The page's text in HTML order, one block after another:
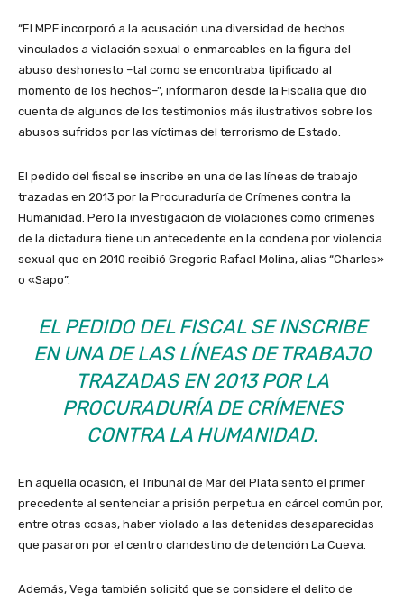
“El MPF incorporó a la acusación una diversidad de hechos
vinculados a violación sexual o enmarcables en la figura del
abuso deshonesto –tal como se encontraba tipificado al
momento de los hechos–”, informaron desde la Fiscalía que dio
cuenta de algunos de los testimonios más ilustrativos sobre los
abusos sufridos por las víctimas del terrorismo de Estado.
El pedido del fiscal se inscribe en una de las líneas de trabajo
trazadas en 2013 por la Procuraduría de Crímenes contra la
Humanidad. Pero la investigación de violaciones como crímenes
de la dictadura tiene un antecedente en la condena por violencia
sexual que en 2010 recibió Gregorio Rafael Molina, alias “Charles»
o «Sapo”.
EL PEDIDO DEL FISCAL SE INSCRIBE
EN UNA DE LAS LÍNEAS DE TRABAJO
TRAZADAS EN 2013 POR LA
PROCURADURÍA DE CRÍMENES
CONTRA LA HUMANIDAD.
En aquella ocasión, el Tribunal de Mar del Plata sentó el primer
precedente al sentenciar a prisión perpetua en cárcel común por,
entre otras cosas, haber violado a las detenidas desaparecidas
que pasaron por el centro clandestino de detención La Cueva.
Además, Vega también solicitó que se considere el delito de